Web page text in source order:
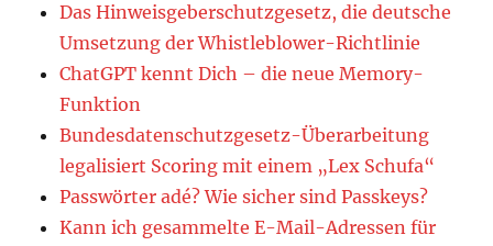
Das Hinweisgeberschutzgesetz, die deutsche
Umsetzung der Whistleblower-Richtlinie
ChatGPT kennt Dich – die neue Memory-
Funktion
Bundesdatenschutzgesetz-Überarbeitung
legalisiert Scoring mit einem „Lex Schufa“
Passwörter adé? Wie sicher sind Passkeys?
Kann ich gesammelte E-Mail-Adressen für